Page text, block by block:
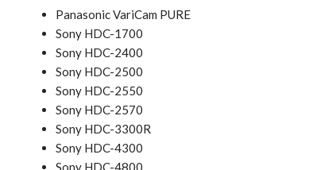
Panasonic VariCam PURE
Sony HDC-1700
Sony HDC-2400
Sony HDC-2500
Sony HDC-2550
Sony HDC-2570
Sony HDC-3300R
Sony HDC-4300
Sony HDC-4800